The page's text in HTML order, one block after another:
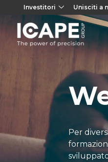
Investitori Unisciti a
Per